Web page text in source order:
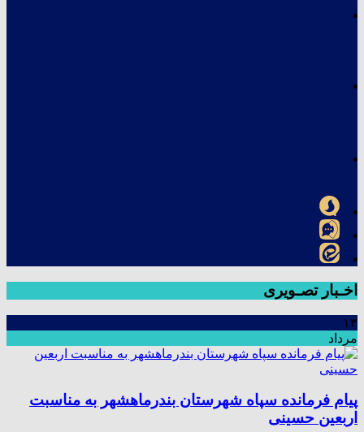
اخـبار تصـویری
۱۳
مرداد
پیام فرمانده سپاه شهرستان بندرماهشهر به مناسبت
اربعین حسینی